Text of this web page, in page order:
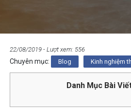
22/08/2019 - Lượt xem: 556
Chuyên mục: Blog Kinh nghiệm
Danh Mục Bài